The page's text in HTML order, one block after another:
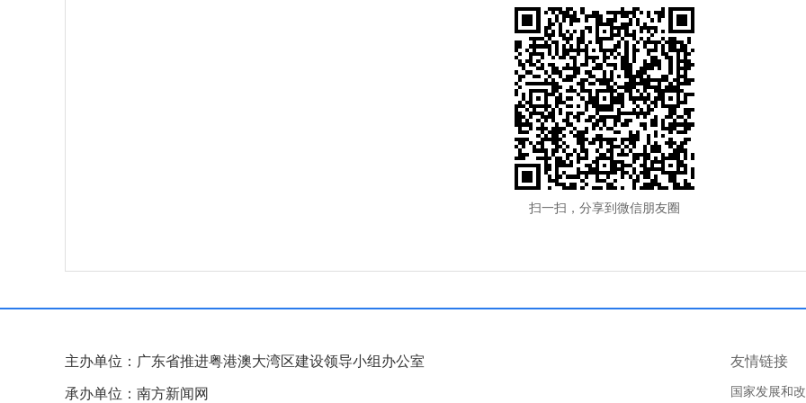
扫一扫，分享到微信朋友圈
主办单位：广东省推进粤港澳大湾区建设领导小组办公室
承办单位：南方新闻网
友情链接
国家发展和